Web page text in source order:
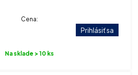
Cena:
Prihlásiť sa
Na sklade > 10 ks